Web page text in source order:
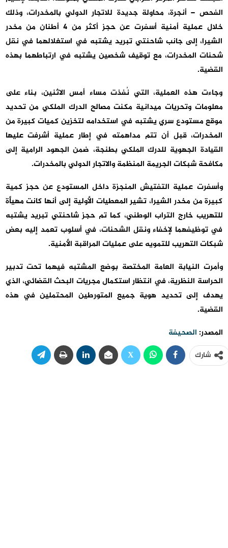
الفحص – أنجرة، محاولة جديدة للاتجار الدولي بالمخدرات، وذلك
خلال عملية أمنية أسفرت عن حجز أكثر من 4 أطنان من مخدر
الشيرا، إلى جانب شاحنتي تبريد يشتبه في استغلالهما في نقل
شحنات المخدرات، مع توقيف شخصين يشتبه في ارتباطهما بهذه
القضية.
وجاءت هذه العملية، التي نُفذت مساء أمس الاثنين، بناء على
معلومات وتحريات ميدانية مكنت مصالح الدرك الملكي من تحديد
موقع مستودع سري يشتبه في استخدامه لتخزين كميات كبيرة من
المخدرات، قبل أن تتم مداهمته في إطار عملية أشرفت عليها
القيادة الجهوية للدرك الملكي بطنجة، ضمن الجهود الرامية إلى
مكافحة شبكات الجريمة المنظمة والاتجار الدولي بالمخدرات.
وأسفرت عملية التفتيش المنجزة داخل المستودع عن حجز كمية
كبيرة من مخدر الشيرا، تشير المعطيات الأولية إلى أنها كانت مهيأة
للتهريب خارج التراب الوطني، كما تم حجز شاحنتي تبريد يشتبه
في توظيفهما لإخفاء ونقل الشحنات، في أسلوب تعمد إليه بعض
شبكات التهريب للتمويه على عمليات المراقبة الأمنية.
وأمرت النيابة العامة المختصة بوضع المشتبه فيهما تحت تدبير
الحراسة النظرية، في انتظار استكمال مجريات البحث القضائي، الذي
يهدف إلى تحديد هوية جميع المتورطين المحتملين في هذه
القضية.
المصدر: الصحيفة
شارك